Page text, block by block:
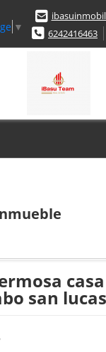
▼
6242416463
san lucas